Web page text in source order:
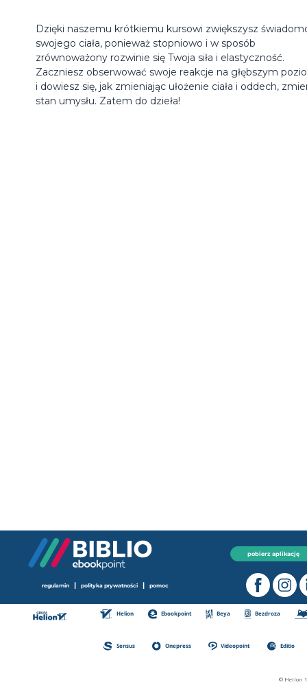
Dzięki naszemu krótkiemu kursowi zwiększysz
swojego ciała, ponieważ stopniowo i w sposób
zrównoważony rozwinie się Twoja siła i elastyczność.
Zaczniesz obserwować swoje reakcje na głębszym
i dowiesz się, jak zmieniając ułożenie ciała i oddech,
stan umysłu. Zatem do dzieła!
pobierz aplikację
regulamin | polityka prywatności | pomoc
Helion Ebookpoint Beya Bezdroza
Sensus Onepress Videopoint Editio
© Helion